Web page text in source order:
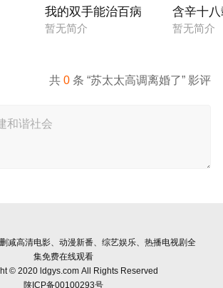
我的双手能治百病
暂无简介
含辛十
暂无简介
共0 条 “苏太太高调离婚了” 影评
减高清电影、动漫新番、综艺娱乐、热播电视剧全
集免费在线观看
© 2020 ldgys.com All Rights Reserved
陕ICP备00100293号